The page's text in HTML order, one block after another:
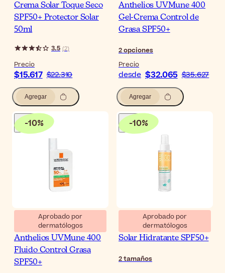
Crema Solar Toque Seco
SPF50+ Protector Solar
50ml
3.5 (2)
Precio
$15.617 $22.310
Agregar
Anthelios UVMune 400
Gel-Crema Control de
Grasa SPF50+
2opciones
Precio
desde $32.065 $35.627
Agregar
-10%
Aprobado por
dermatólogos
La Roche-Posay
Anthelios UVMune 400
Fluido Control Grasa
SPF50+
-10%
Aprobado por
dermatólogos
SVR Sun Secure Agua
Solar Hidratante SPF50+
2tamaños